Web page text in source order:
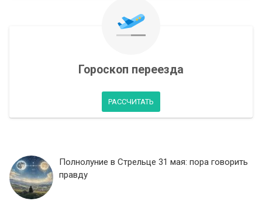
Гороскоп переезда
РАССЧИТАТЬ
Полнолуние в Стрельце 31 мая: пора говорить
правду